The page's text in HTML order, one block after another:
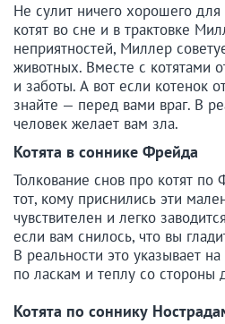
Не сулит ничего хорошего
котят во сне и в трактовке
неприятностей, Миллер
животных. Вместе с котятами
и заботы. А вот если котенок
знайте — перед вами враг. В
человек желает вам зла.
Котята в соннике Фрейда
Толкование снов про котят
тот, кому приснились эти
чувствителен и легко
если вам снилось, что вы
В реальности это указывает
по ласкам и теплу со стороны
Котята по соннику